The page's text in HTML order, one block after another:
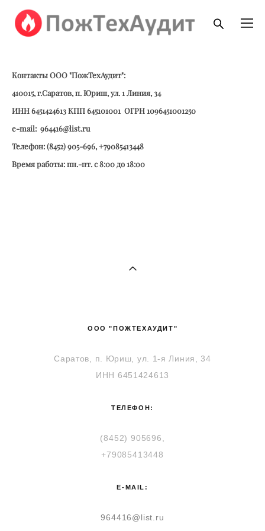
Контакты ООО "ПожТехАудит":
410015, г.Саратов, п. Юриш, ул. 1 Линия, 34
ИНН 6451424613 КПП 645101001 ОГРН 1096451001250
e-mail: 964416@list.ru
Телефон: (8452) 905-696, +79085413448
Время работы: пн.-пт. с 8:00 до 18:00
ООО "ПОЖТЕХАУДИТ"
Саратов, п. Юриш, ул. 1-я Линия, 34
ИНН 6451424613
ТЕЛЕФОН:
(8452) 905696,
+79085413448
E-MAIL:
964416@list.ru